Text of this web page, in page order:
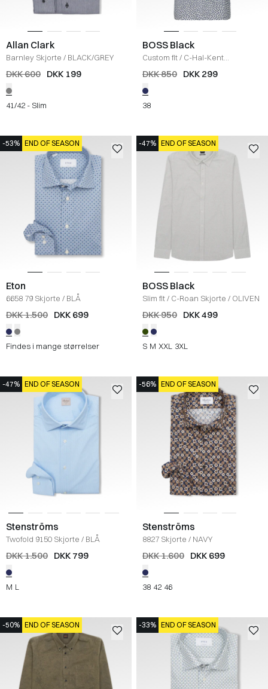
Allan Clark
Barnley Skjorte / BLACK/GREY
DKK 600 DKK 199
41/42 - Slim
BOSS Black
Custom fit/ C-Hal-Kent
Kortærmet Hør Skjorte
DKK 850 DKK 299
38
-53% END OF SEASON
Eton
6658 79 Skjorte / BLÅ
DKK 1.500 DKK 699
Findes i mange størrelser
-47% END OF SEASON
BOSS Black
Slim fit/ C-Roan Skjorte / OLIVEN
DKK 950 DKK 499
S M XXL 3XL
-47% END OF SEASON
Stenströms
Twofold 9150 Skjorte / BLÅ
DKK 1.500 DKK 799
M L
-56% END OF SEASON
Stenströms
8827 Skjorte / NAVY
DKK 1.600 DKK 699
38 42 46
-50% END OF SEASON -33% END OF SEASON